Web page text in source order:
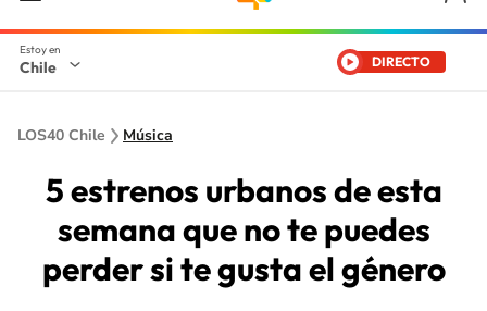
Chile DIRECTO
LOS40 Chile Música
5 estrenos urbanos de esta
semana que no te puedes
perder si te gusta el género